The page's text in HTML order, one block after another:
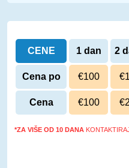
CENE 1 dan 2
Cena po
danu
€100
Cena €100
*ZA VIŠE OD 10 DANA